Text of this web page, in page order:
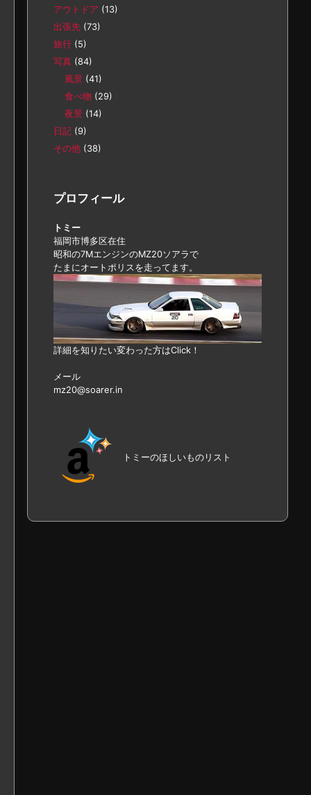
アウトドア (13)
出張先 (73)
旅行 (5)
写真 (84)
風景 (41)
食べ物 (29)
夜景 (14)
日記 (9)
その他 (38)
プロフィール
トミー
福岡市博多区在住
昭和の7MエンジンのMZ20ソアラで
たまにオートポリスを走ってます。
詳細を知りたい変わった方はClick！
メール
mz20@soarer.in
トミーのほしいものリスト